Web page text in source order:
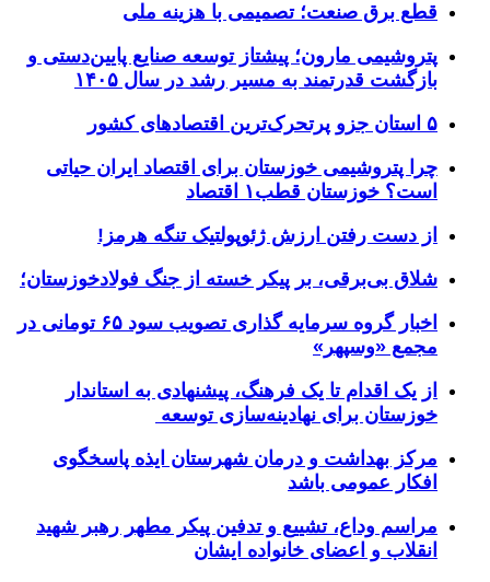
قطع برق صنعت؛ تصمیمی با هزینه ملی
پتروشیمی مارون؛ پیشتاز توسعه صنایع پایین‌دستی و
بازگشت قدرتمند به مسیر رشد در سال ۱۴۰۵
۵ استان جزو پرتحرک‌ترین اقتصاد‌های کشور
چرا پتروشیمی خوزستان برای اقتصاد ایران حیاتی
است؟ خوزستان قطب۱ اقتصاد
از دست رفتن ارزش ژئوپولتیک تنگه هرمز!
شلاق‌ بی‌برقی، بر پیکر خسته‌ از جنگ فولادخوزستان؛
اخبار گروه سرمایه گذاری تصویب سود ۶۵ تومانی در
مجمع «وسپهر»
از یک اقدام تا یک فرهنگ، پیشنهادی به استاندار
خوزستان برای نهادینه‌سازی توسعه
مرکز بهداشت و درمان شهرستان ایذه پاسخگوی
افکار عمومی باشد
مراسم وداع، تشییع و تدفین پیکر مطهر رهبر شهید
انقلاب و اعضای خانواده ایشان